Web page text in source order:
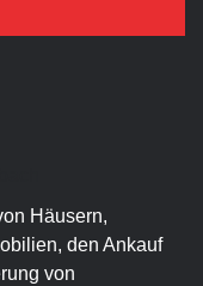
Häusern,
den Ankauf
von